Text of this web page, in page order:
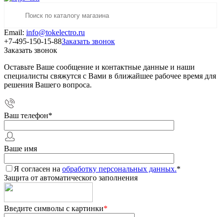
Email: info@tokelectro.ru
+7-495-150-15-88Заказать звонок
Заказать звонок
Оставьте Ваше сообщение и контактные данные и наши
специалисты свяжутся с Вами в ближайшее рабочее время для
решения Вашего вопроса.
Ваш телефон*
Ваше имя
Я согласен на обработку персональных данных.*
Защита от автоматического заполнения
Введите символы с картинки*